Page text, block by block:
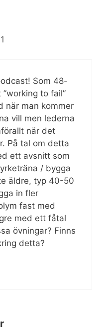
Som 48-
to fail”
när man kommer
vill men lederna
när det
På tal om detta
ett avsnitt som
/ bygga
äldre, typ 40-50
in fler
fast med
med ett fåtal
övningar? Finns
detta?